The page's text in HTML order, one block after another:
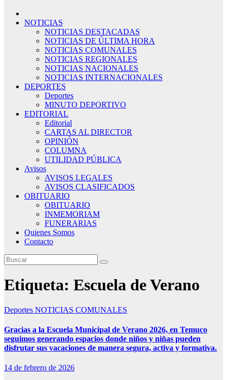
NOTICIAS
NOTICIAS DESTACADAS
NOTICIAS DE ÚLTIMA HORA
NOTICIAS COMUNALES
NOTICIAS REGIONALES
NOTICIAS NACIONALES
NOTICIAS INTERNACIONALES
DEPORTES
Deportes
MINUTO DEPORTIVO
EDITORIAL
Editorial
CARTAS AL DIRECTOR
OPINIÓN
COLUMNA
UTILIDAD PÚBLICA
Avisos
AVISOS LEGALES
AVISOS CLASIFICADOS
OBITUARIO
OBITUARIO
INMEMORIAM
FUNERARIAS
Quienes Somos
Contacto
Etiqueta: Escuela de Verano
Deportes NOTICIAS COMUNALES
Gracias a la Escuela Municipal de Verano 2026, en Temuco
seguimos generando espacios donde niños y niñas pueden
disfrutar sus vacaciones de manera segura, activa y formativa.
14 de febrero de 2026